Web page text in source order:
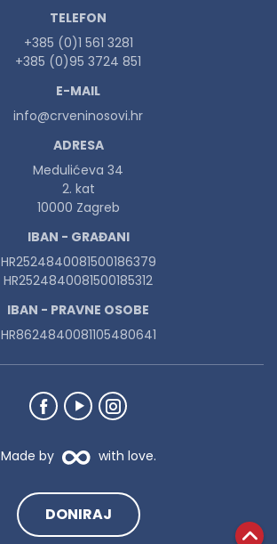
TELEFON
+385 (0)1 561 3281
+385 (0)95 3724 851
E-MAIL
info@crveninosovi.hr
ADRESA
Medulićeva 34
2. kat
10000 Zagreb
IBAN - GRAĐANI
HR2524840081500186379
HR2524840081500185312
IBAN - PRAVNE OSOBE
HR8624840081105480641
Made by with love.
DONIRAJ